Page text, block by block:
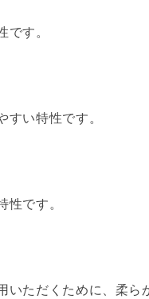
す。
い特性です。
です。
ただくために、柔